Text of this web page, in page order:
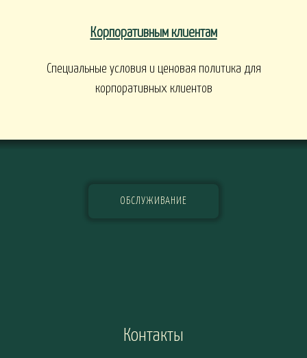
Корпоративным клиентам
Специальные условия и ценовая политика для
корпоративных клиентов
ОБСЛУЖИВАНИЕ
Контакты